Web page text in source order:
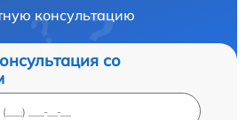
консультацию
со